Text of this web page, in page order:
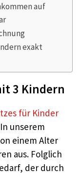
auf
exakt
3 Kindern
für Kinder
unserem
einem Alter
aus. Folglich
der durch